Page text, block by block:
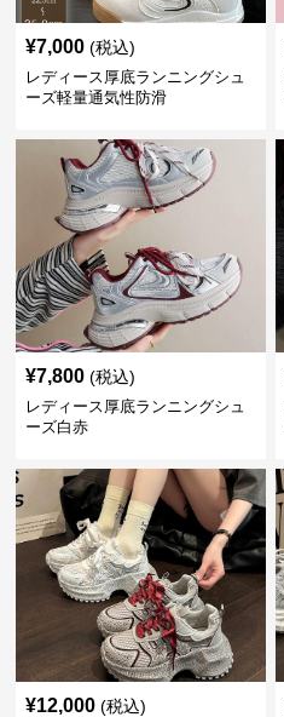
¥7,000 (税込)
レディース厚底ランニングシュ
ーズ軽量通気性防滑
¥7,800 (税込)
レディース厚底ランニングシュ
ーズ白赤
¥12,000 (税込)